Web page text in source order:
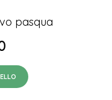
pasqua